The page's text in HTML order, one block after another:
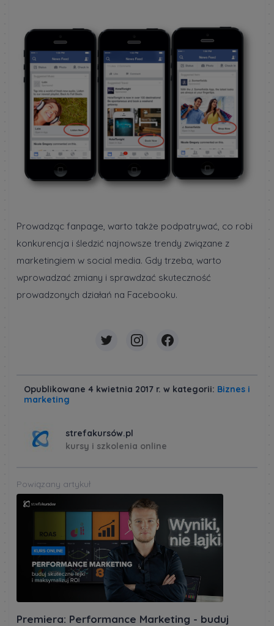
Prowadząc fanpage, warto także podpatrywać, co robi
konkurencja i śledzić najnowsze trendy związane z
marketingiem w social media. Gdy trzeba, warto
wprowadzać zmiany i sprawdzać skuteczność
prowadzonych działań na Facebooku.
Opublikowane 4 kwietnia 2017 r. w kategorii: Biznes i
marketing
strefakursów.pl
kursy i szkolenia online
Powiązany artykuł
Premiera: Performance Marketing - buduj